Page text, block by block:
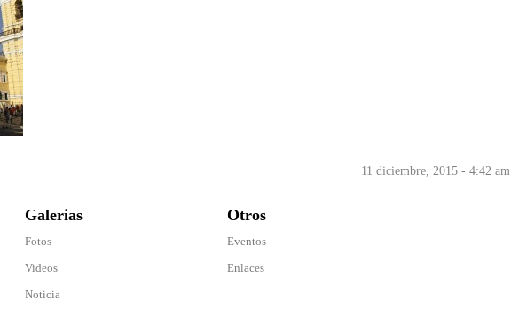
11 diciembre, 2015 - 4:42 am
Galerias
Fotos
Videos
Noticia
Otros
Eventos
Enlaces